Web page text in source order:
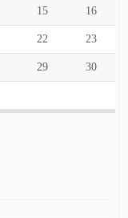
15 16
22 23
29 30